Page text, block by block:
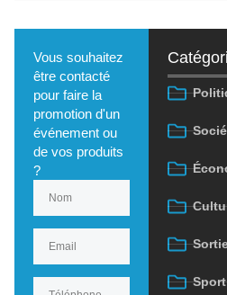
Vous souhaitez
être contacté
pour faire la
promotion d'un
événement ou
de vos produits
?
Sport